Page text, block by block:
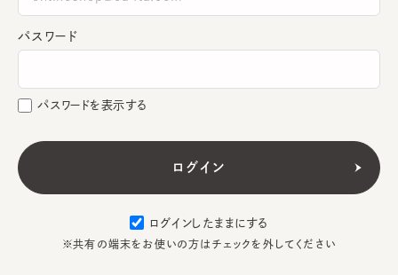
パスワード
パスワードを表示する
ログインしたままにする
※共有の端末をお使いの方はチェックを外してください